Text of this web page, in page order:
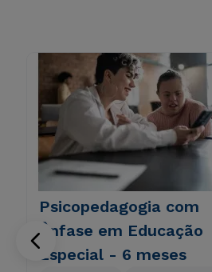
Psicopedagogia com
Ênfase em Educação
Especial - 6 meses